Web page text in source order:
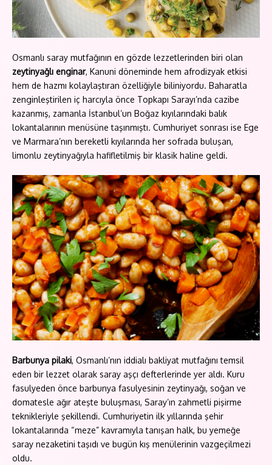
Osmanlı saray mutfağının en gözde lezzetlerinden biri olan
zeytinyağlı enginar, Kanuni döneminde hem afrodizyak etkisi
hem de hazmı kolaylaştıran özelliğiyle biliniyordu. Baharatla
zenginleştirilen iç harcıyla önce Topkapı Sarayı’nda cazibe
kazanmış, zamanla İstanbul’un Boğaz kıyılarındaki balık
lokantalarının menüsüne taşınmıştı. Cumhuriyet sonrası ise Ege
ve Marmara’nın bereketli kıyılarında her sofrada buluşan,
limonlu zeytinyağıyla hafifletilmiş bir klasik haline geldi.
Barbunya pilaki, Osmanlı’nın iddialı bakliyat mutfağını temsil
eden bir lezzet olarak saray aşçı defterlerinde yer aldı. Kuru
fasulyeden önce barbunya fasulyesinin zeytinyağı, soğan ve
domatesle ağır ateşte buluşması, Saray’ın zahmetli pişirme
teknikleriyle şekillendi. Cumhuriyetin ilk yıllarında şehir
lokantalarında “meze” kavramıyla tanışan halk, bu yemeğe
saray nezaketini taşıdı ve bugün kış menülerinin vazgeçilmezi
oldu.